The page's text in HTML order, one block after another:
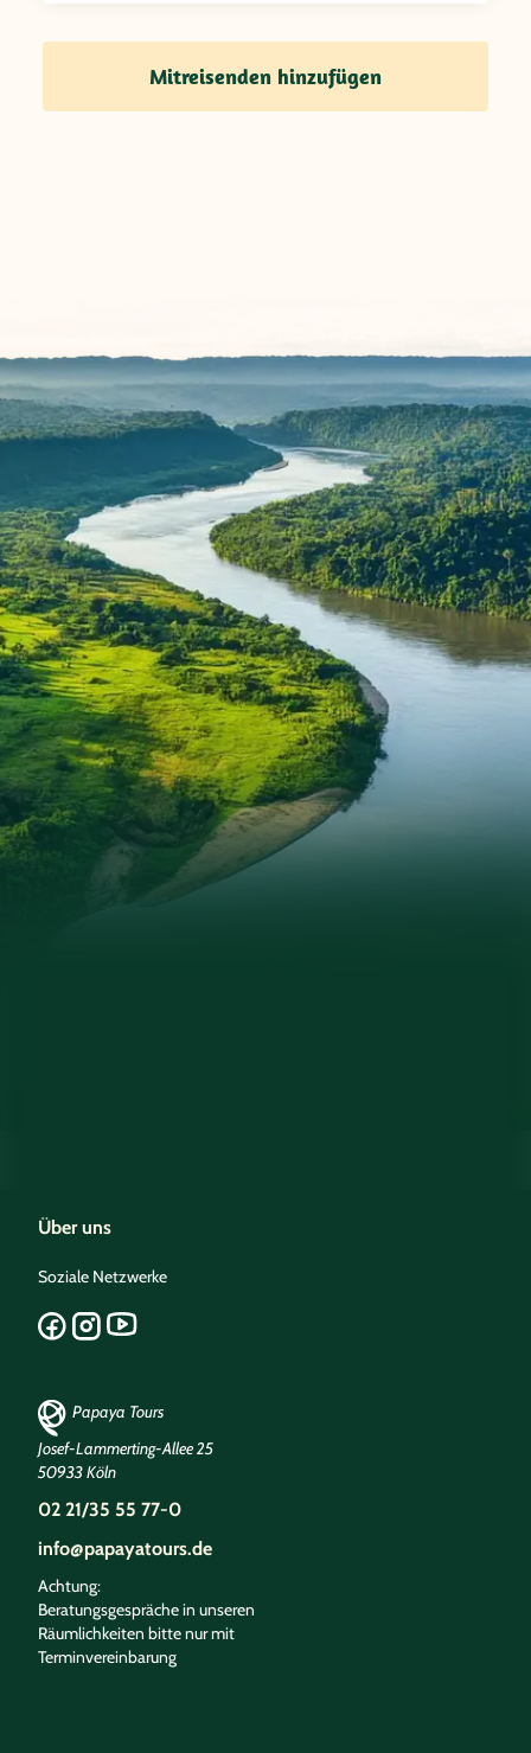
Mitreisenden hinzufügen
Über uns
Soziale Netzwerke
Papaya Tours
Josef-Lammerting-Allee 25
50933 Köln
02 21/35 55 77-0
info@papayatours.de
Achtung:
Beratungsgespräche in unseren
Räumlichkeiten bitte nur mit
Terminvereinbarung